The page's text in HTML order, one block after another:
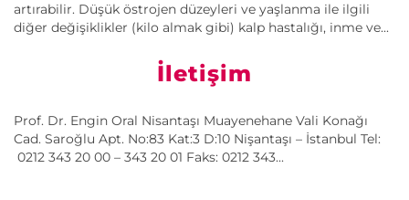
artırabilir. Düşük östrojen düzeyleri ve yaşlanma ile ilgili
diğer değişiklikler (kilo almak gibi) kalp hastalığı, inme ve...
İletişim
Prof. Dr. Engin Oral Nisantaşı Muayenehane Vali Konağı
Cad. Saroğlu Apt. No:83 Kat:3 D:10 Nişantaşı – İstanbul Tel:
0212 343 20 00 – 343 20 01 Faks: 0212 343...